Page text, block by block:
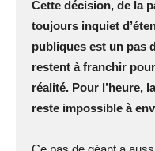
Cette décision, de la
toujours inquiet
publiques est un pas
restent à franchir
réalité. Pour l’heure,
reste impossible à